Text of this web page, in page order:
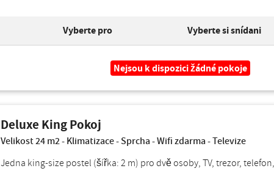
Vyberte pro Vyberte si snídani
Nejsou k dispozici žádné pokoje
Deluxe King Pokoj
Velikost 24 m2 - Klimatizace - Sprcha - Wifi zdarma - Televize
Jedna king-size postel (šířka: 2 m) pro dvě osoby, TV, trezor,